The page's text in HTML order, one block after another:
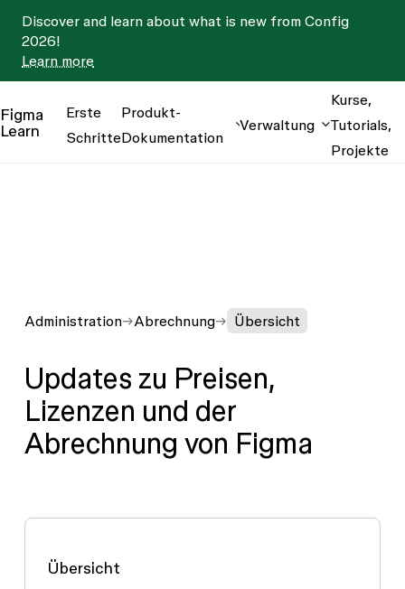
Discover and learn about what is new from Config
2026!
Learn more
Figma
Learn
Erste
Schritte
Produkt-
Dokumentation
Verwaltung
Kurse,
Tutorials,
Projekte
Administration Abrechnung Übersicht
Updates zu Preisen,
Lizenzen und der
Abrechnung von Figma
Übersicht